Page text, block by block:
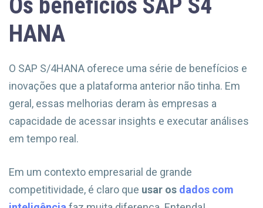
HANA
O SAP S/4HANA oferece uma série de benefícios e
inovações que a plataforma anterior não tinha. Em
geral, essas melhorias deram às empresas a
capacidade de acessar insights e executar análises
em tempo real.
Em um contexto empresarial de grande
competitividade, é claro que usar os dados com